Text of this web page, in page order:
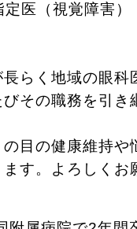
医（視覚障害）
らく地域の眼科
その職務を引き
目の健康維持や
す。よろしくお